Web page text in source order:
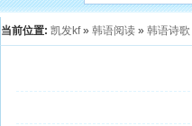
当前位置: 凯发kf» 韩语阅读 » 韩语诗歌